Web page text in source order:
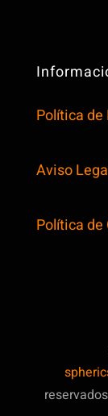
Política
Aviso
Política de